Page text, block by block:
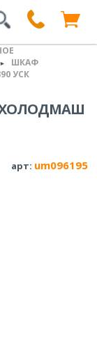
►
ШКАФ
УСК
арт: um096195